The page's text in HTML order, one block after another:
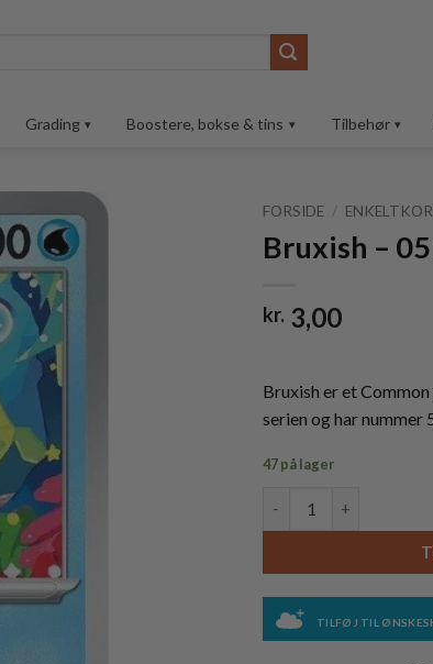
Grading Boostere, bokse & tins Tilbehør
Tilføj til
ønskeliste
FORSIDE /
Bruxish –
kr. 3,00
Bruxish er et
serien og har nummer
47 på lager
TILFØJ TIL